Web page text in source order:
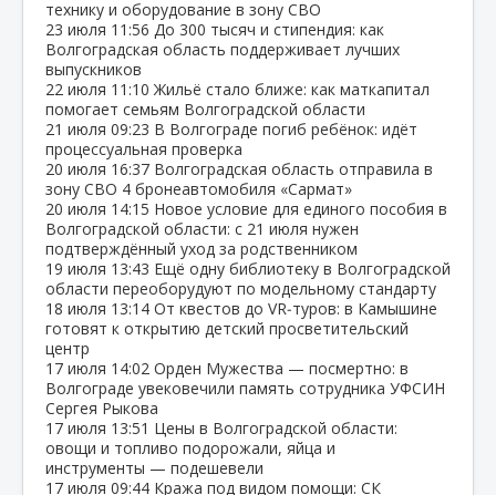
технику и оборудование в зону СВО
23 июля 11:56 До 300 тысяч и стипендия: как
Волгоградская область поддерживает лучших
выпускников
22 июля 11:10 Жильё стало ближе: как маткапитал
помогает семьям Волгоградской области
21 июля 09:23 В Волгограде погиб ребёнок: идёт
процессуальная проверка
20 июля 16:37 Волгоградская область отправила в
зону СВО 4 бронеавтомобиля «Сармат»
20 июля 14:15 Новое условие для единого пособия в
Волгоградской области: с 21 июля нужен
подтверждённый уход за родственником
19 июля 13:43 Ещё одну библиотеку в Волгоградской
области переоборудуют по модельному стандарту
18 июля 13:14 От квестов до VR‑туров: в Камышине
готовят к открытию детский просветительский
центр
17 июля 14:02 Орден Мужества — посмертно: в
Волгограде увековечили память сотрудника УФСИН
Сергея Рыкова
17 июля 13:51 Цены в Волгоградской области:
овощи и топливо подорожали, яйца и
инструменты — подешевели
17 июля 09:44 Кража под видом помощи: СК